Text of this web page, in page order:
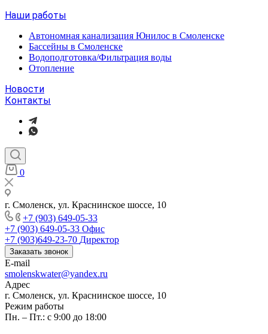
Наши работы
Автономная канализация Юнилос в Смоленске
Бассейны в Смоленске
Водоподготовка/Фильтрация воды
Отопление
Новости
Контакты
0
г. Смоленск, ул. Краснинское шоссе, 10
+7 (903) 649-05-33
+7 (903) 649-05-33 Офис
+7 (903)649-23-70 Директор
Заказать звонок
E-mail
smolenskwater@yandex.ru
Адрес
г. Смоленск, ул. Краснинское шоссе, 10
Режим работы
Пн. – Пт.: с 9:00 до 18:00